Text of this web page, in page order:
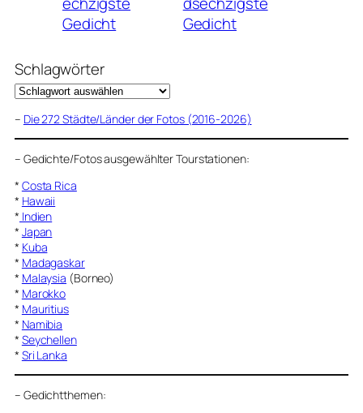
Gedicht
Gedicht
Schlagwörter
– Die 272 Städte/Länder der Fotos (2016-2026)
– Gedichte/Fotos ausgewählter Tourstationen:
* Costa Rica
* Hawaii
* Indien
* Japan
* Kuba
* Madagaskar
* Malaysia (Borneo)
* Marokko
* Mauritius
* Namibia
* Seychellen
* Sri Lanka
– Gedichtthemen: